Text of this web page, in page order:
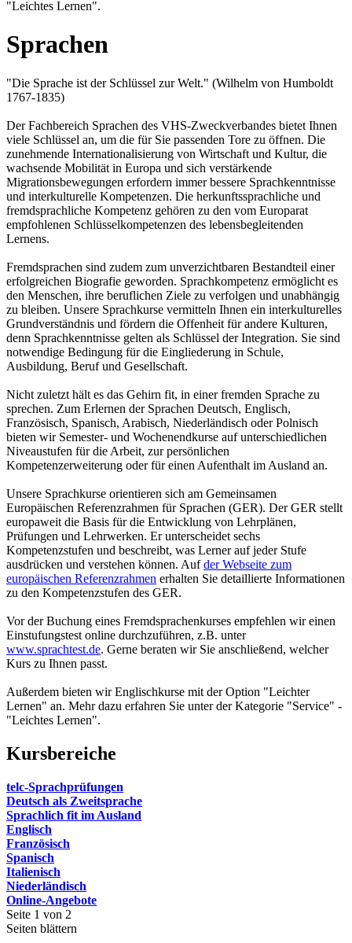
"Leichtes Lernen".
Sprachen
"Die Sprache ist der Schlüssel zur Welt." (Wilhelm von Humboldt
1767-1835)
Der Fachbereich Sprachen des VHS-Zweckverbandes bietet Ihnen
viele Schlüssel an, um die für Sie passenden Tore zu öffnen. Die
zunehmende Internationalisierung von Wirtschaft und Kultur, die
wachsende Mobilität in Europa und sich verstärkende
Migrationsbewegungen erfordern immer bessere Sprachkenntnisse
und interkulturelle Kompetenzen. Die herkunftssprachliche und
fremdsprachliche Kompetenz gehören zu den vom Europarat
empfohlenen Schlüsselkompetenzen des lebensbegleitenden
Lernens.
Fremdsprachen sind zudem zum unverzichtbaren Bestandteil einer
erfolgreichen Biografie geworden. Sprachkompetenz ermöglicht es
den Menschen, ihre beruflichen Ziele zu verfolgen und unabhängig
zu bleiben. Unsere Sprachkurse vermitteln Ihnen ein interkulturelles
Grundverständnis und fördern die Offenheit für andere Kulturen,
denn Sprachkenntnisse gelten als Schlüssel der Integration. Sie sind
notwendige Bedingung für die Eingliederung in Schule,
Ausbildung, Beruf und Gesellschaft.
Nicht zuletzt hält es das Gehirn fit, in einer fremden Sprache zu
sprechen. Zum Erlernen der Sprachen Deutsch, Englisch,
Französisch, Spanisch, Arabisch, Niederländisch oder Polnisch
bieten wir Semester- und Wochenendkurse auf unterschiedlichen
Niveaustufen für die Arbeit, zur persönlichen
Kompetenzerweiterung oder für einen Aufenthalt im Ausland an.
Unsere Sprachkurse orientieren sich am Gemeinsamen
Europäischen Referenzrahmen für Sprachen (GER). Der GER stellt
europaweit die Basis für die Entwicklung von Lehrplänen,
Prüfungen und Lehrwerken. Er unterscheidet sechs
Kompetenzstufen und beschreibt, was Lerner auf jeder Stufe
ausdrücken und verstehen können. Aufder Webseite zum
europäischen Referenzrahmen erhalten Sie detaillierte Informationen
zu den Kompetenzstufen des GER.
Vor der Buchung eines Fremdsprachenkurses empfehlen wir einen
Einstufungstest online durchzuführen, z.B. unter
www.sprachtest.de. Gerne beraten wir Sie anschließend, welcher
Kurs zu Ihnen passt.
Außerdem bieten wir Englischkurse mit der Option "Leichter
Lernen" an. Mehr dazu erfahren Sie unter der Kategorie "Service" -
"Leichtes Lernen".
Kursbereiche
telc-Sprachprüfungen
Deutsch als Zweitsprache
Sprachlich fit im Ausland
Englisch
Französisch
Spanisch
Italienisch
Niederländisch
Online-Angebote
Seite 1 von 2
Seiten blättern